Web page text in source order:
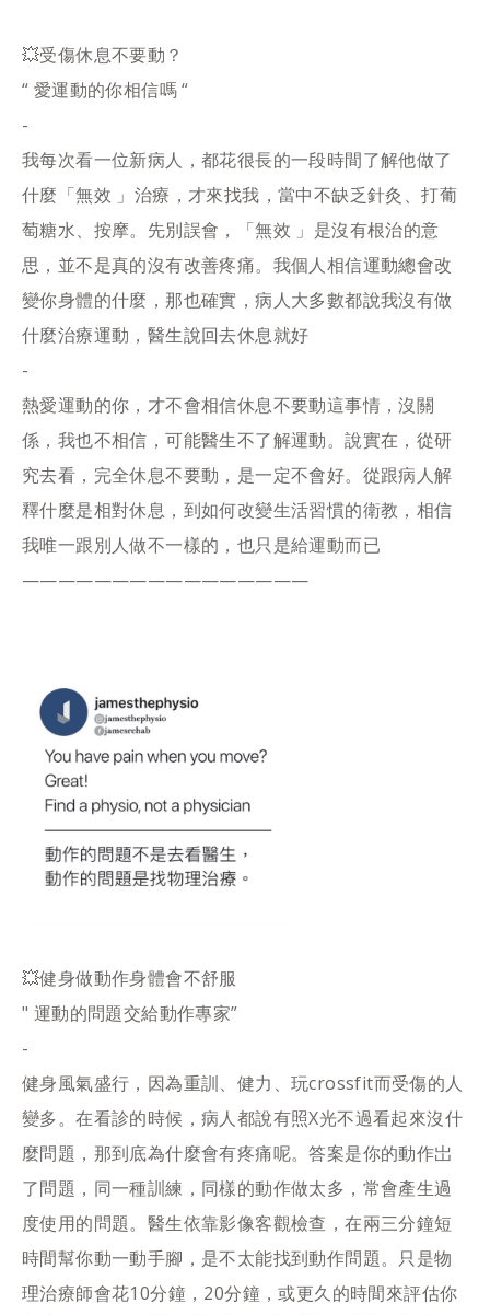
💥受傷休息不要動？
“ 愛運動的你相信嗎 “
-
我每次看一位新病人，都花很長的一段時間了解他做了
什麼「無效 」治療，才來找我，當中不缺乏針灸、打葡
萄糖水、按摩。先別誤會，「無效 」是沒有根治的意
思，並不是真的沒有改善疼痛。我個人相信運動總會改
變你身體的什麼，那也確實，病人大多數都說我沒有做
什麼治療運動，醫生說回去休息就好
-
熱愛運動的你，才不會相信休息不要動這事情，沒關
係，我也不相信，可能醫生不了解運動。說實在，從研
究去看，完全休息不要動，是一定不會好。從跟病人解
釋什麼是相對休息，到如何改變生活習慣的衛教，相信
我唯一跟別人做不一樣的，也只是給運動而已
————————————————
💥健身做動作身體會不舒服
" 運動的問題交給動作專家”
-
健身風氣盛行，因為重訓、健力、玩crossfit而受傷的人
變多。在看診的時候，病人都說有照X光不過看起來沒什
麼問題，那到底為什麼會有疼痛呢。答案是你的動作岀
了問題，同一種訓練，同樣的動作做太多，常會產生過
度使用的問題。醫生依靠影像客觀檢查，在兩三分鐘短
時間幫你動一動手腳，是不太能找到動作問題。只是物
理治療師會花10分鐘，20分鐘，或更久的時間來評估你